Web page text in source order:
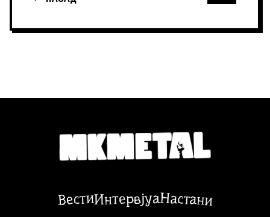
ВестиИнтервјуаНастани